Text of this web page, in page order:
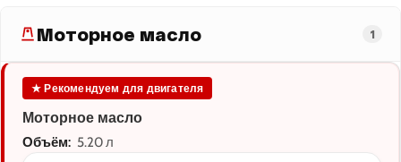
Моторное масло 1
★ Рекомендуем для двигателя
Моторное масло
Объём: 5.20 л